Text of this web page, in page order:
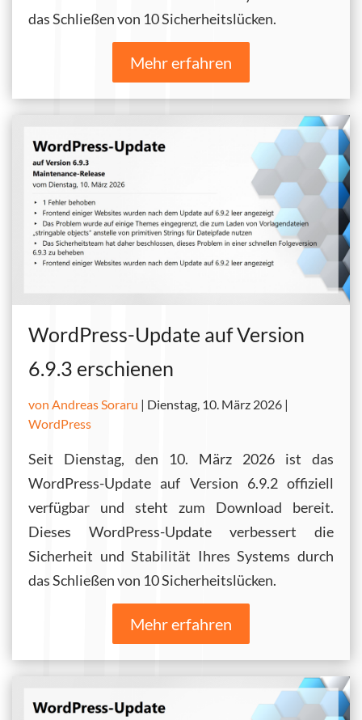
das Schließen von 10 Sicherheitslücken.
Mehr erfahren
WordPress-Update auf Version
6.9.3 erschienen
von Andreas Soraru | Dienstag, 10. März 2026 |
WordPress
Seit Dienstag, den 10. März 2026 ist das
WordPress-Update auf Version 6.9.2 offiziell
verfügbar und steht zum Download bereit.
Dieses WordPress-Update verbessert die
Sicherheit und Stabilität Ihres Systems durch
das Schließen von 10 Sicherheitslücken.
Mehr erfahren